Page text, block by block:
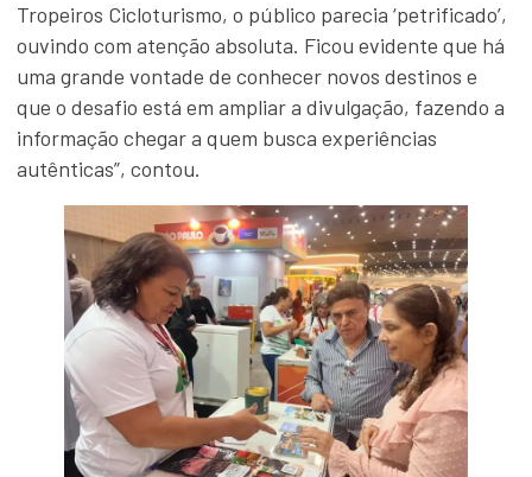
Tropeiros Cicloturismo, o público parecia ‘petrificado’,
ouvindo com atenção absoluta. Ficou evidente que há
uma grande vontade de conhecer novos destinos e
que o desafio está em ampliar a divulgação, fazendo a
informação chegar a quem busca experiências
autênticas”, contou.